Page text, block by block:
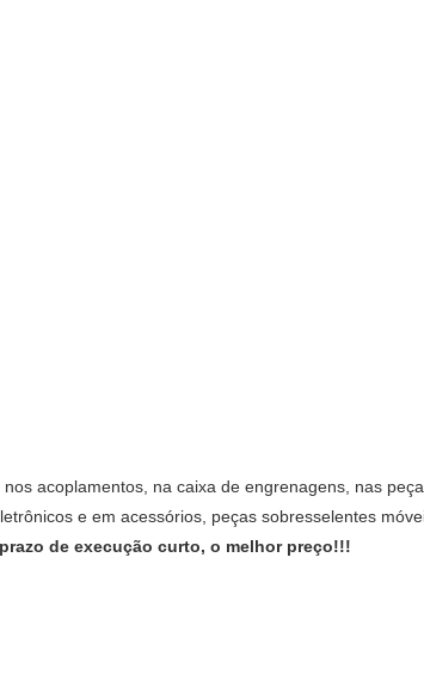
acoplamentos, na caixa de engrenagens, nas
e em acessórios, peças sobresselentes
de execução curto, o melhor preço!!!